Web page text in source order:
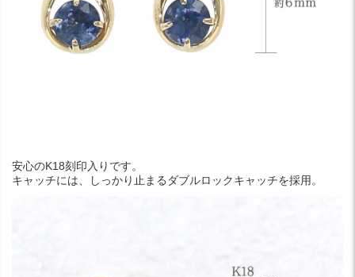
安心のK18刻印入りです。
キャッチには、しっかり止まるダブルロックキャッチを採用。